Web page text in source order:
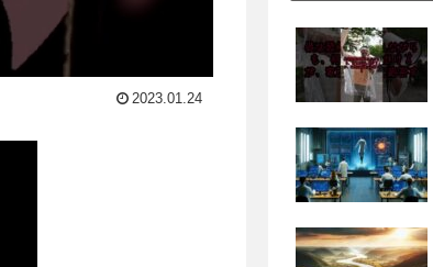
2023.01.24